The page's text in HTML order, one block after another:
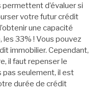
d’évaluer si
votre futur crédit
une capacité
les 33% ! Vous pouvez
immobilier. Cependant,
il faut repenser le
seulement, il est
durée de crédit